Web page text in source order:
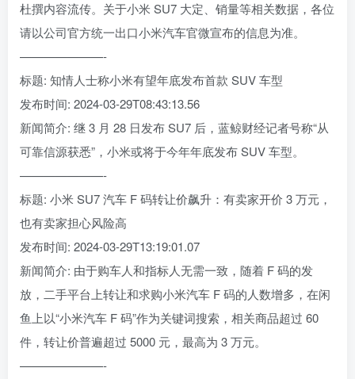
杜撰内容流传。关于小米 SU7 大定、销量等相关数据，各位
请以公司官方统一出口小米汽车官微宣布的信息为准。
———————-
标题: 知情人士称小米有望年底发布首款 SUV 车型
发布时间: 2024-03-29T08:43:13.56
新闻简介: 继 3 月 28 日发布 SU7 后，蓝鲸财经记者号称“从
可靠信源获悉”，小米或将于今年年底发布 SUV 车型。
———————-
标题: 小米 SU7 汽车 F 码转让价飙升：有卖家开价 3 万元，
也有卖家担心风险高
发布时间: 2024-03-29T13:19:01.07
新闻简介: 由于购车人和指标人无需一致，随着 F 码的发
放，二手平台上转让和求购小米汽车 F 码的人数增多，在闲
鱼上以“小米汽车 F 码”作为关键词搜索，相关商品超过 60
件，转让价普遍超过 5000 元，最高为 3 万元。
———————-